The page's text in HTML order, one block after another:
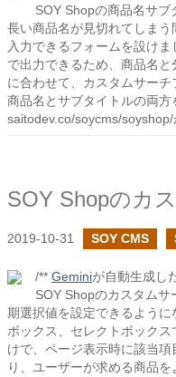
SOY Shopの商品名サブ
長い商品名が見切れてしま
入力できるフォームを設け
で出力できるため、商品名
に合わせて、カスタムサーチ
商品名とサブタイトルの両
saitodev.co/soycms/soyshop/
2019-10-31 SOY CMS
/** Geminiが自動生成し
SOY Shopのカスタム
期選択値を設定できるよう
ボックス、セレクトボック
けで、ページ表示時に該当
り、ユーザーが求める商品